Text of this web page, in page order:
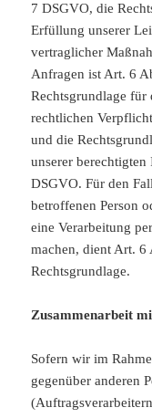
7 DSGVO, die
Erfüllung unserer
vertraglicher
Anfragen ist Art. 6
Rechtsgrundlage
rechtlichen
und die
unserer
DSGVO. Für den
betroffenen Person
eine Verarbeitung
machen, dient Art.
Rechtsgrundlage.
Zusammenarbeit
Sofern wir im
gegenüber anderen